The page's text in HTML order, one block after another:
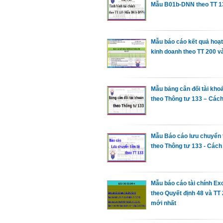
Mẫu B01b-DNN theo TT
Mẫu báo cáo kết quả
kinh doanh theo TT 200
Mẫu bảng cân đối tài
theo Thông tư 133 –
Mẫu Báo cáo lưu chuyển
theo Thông tư 133 -
Mẫu báo cáo tài chính
theo Quyết định 48 và TT
mới nhất